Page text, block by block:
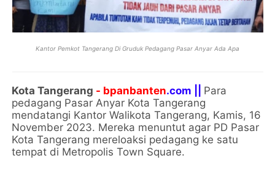
Kantor Pemkot Tangerang Di Gruduk Pedagang Pasar Anyar Ada Apa
Kota Tangerang - bpanbanten.com || Para
pedagang Pasar Anyar Kota Tangerang
mendatangi Kantor Walikota Tangerang, Kamis, 16
November 2023. Mereka menuntut agar PD Pasar
Kota Tangerang mereloaksi pedagang ke satu
tempat di Metropolis Town Square.